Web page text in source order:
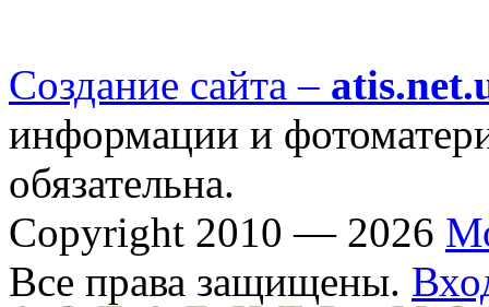
Создание сайта –
информации и
обязательна.
Copyright 2010 — 2026
Все права защищены.